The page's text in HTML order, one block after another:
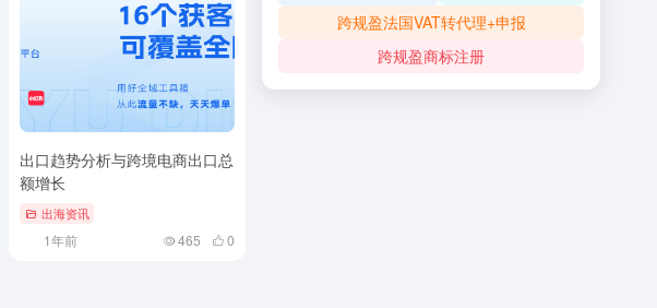
出口趋势分析与跨境电商出口总
额增长
出海资讯
1年前 465 0
跨规盈法国VAT转代理+申报
跨规盈商标注册